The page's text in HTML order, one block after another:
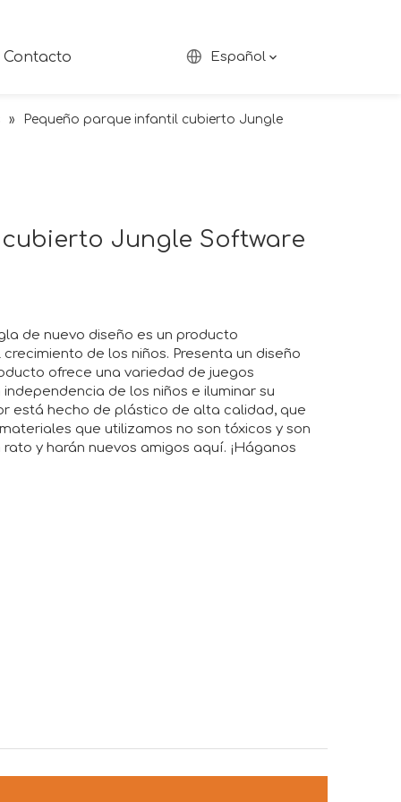
Contacto Español
»
Pequeño parque infantil cubierto Jungle
Jungle Software
de nuevo diseño es un producto
de los niños. Presenta un diseño
ofrece una variedad de juegos
de los niños e iluminar su
está hecho de plástico de alta calidad, que
que utilizamos no son tóxicos y son
y harán nuevos amigos aquí. ¡Háganos